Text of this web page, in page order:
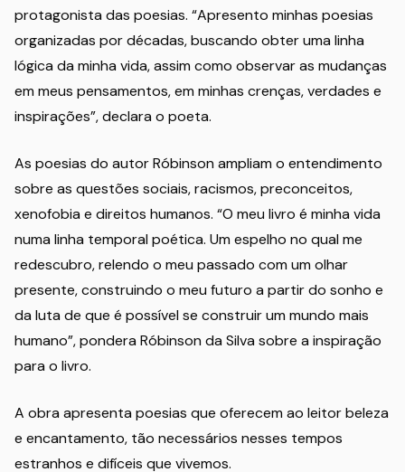
protagonista das poesias. “Apresento minhas poesias
organizadas por décadas, buscando obter uma linha
lógica da minha vida, assim como observar as mudanças
em meus pensamentos, em minhas crenças, verdades e
inspirações”, declara o poeta.
As poesias do autor Róbinson ampliam o entendimento
sobre as questões sociais, racismos, preconceitos,
xenofobia e direitos humanos. “O meu livro é minha vida
numa linha temporal poética. Um espelho no qual me
redescubro, relendo o meu passado com um olhar
presente, construindo o meu futuro a partir do sonho e
da luta de que é possível se construir um mundo mais
humano”, pondera Róbinson da Silva sobre a inspiração
para o livro.
A obra apresenta poesias que oferecem ao leitor beleza
e encantamento, tão necessários nesses tempos
estranhos e difíceis que vivemos.